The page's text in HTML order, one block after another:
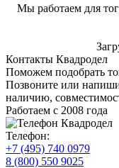
Мы работаем для
Контакты Квадродел
Поможем подобрать
Позвоните или
наличию,
Работаем с 2008 года
Телефон:
+7 (495) 740 0979
8 (800) 550 9025